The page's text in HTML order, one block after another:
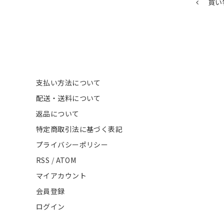
支払い方法について
配送・送料について
返品について
特定商取引法に基づく表記
プライバシーポリシー
RSS / ATOM
マイアカウント
会員登録
ログイン
買